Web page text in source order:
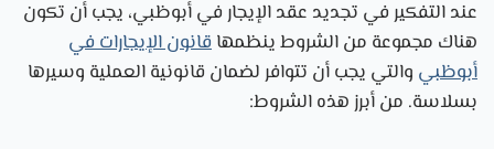
عند التفكير في تجديد عقد الإيجار في أبوظبي، يجب أن تكون
هناك مجموعة من الشروط ينظمهاقانون الإيجارات في
أبوظبي والتي يجب أن تتوافر لضمان قانونية العملية وسيرها
بسلاسة. من أبرز هذه الشروط: